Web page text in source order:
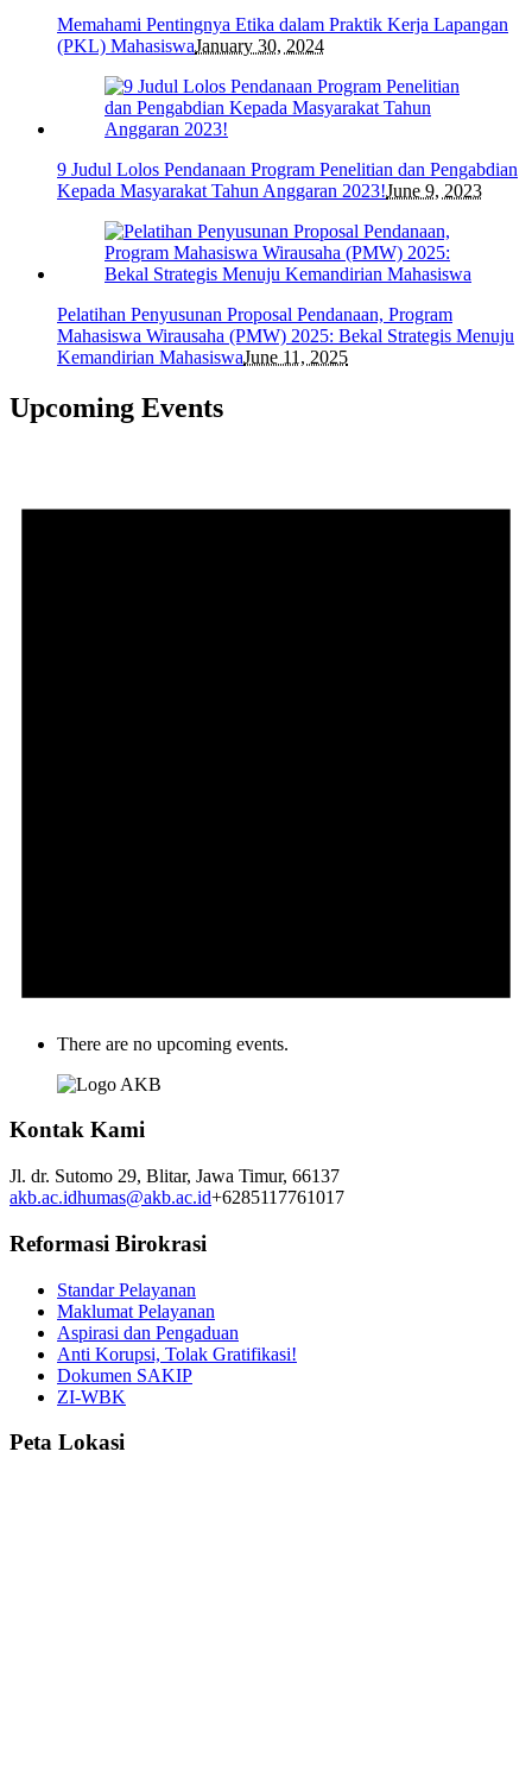
Memahami Pentingnya Etika dalam Praktik Kerja Lapangan
(PKL) MahasiswaJanuary 30, 2024
9 Judul Lolos Pendanaan Program Penelitian dan Pengabdian
Kepada Masyarakat Tahun Anggaran 2023!June 9, 2023
Pelatihan Penyusunan Proposal Pendanaan, Program
Mahasiswa Wirausaha (PMW) 2025: Bekal Strategis Menuju
Kemandirian MahasiswaJune 11, 2025
Upcoming Events
There are no upcoming events.
Kontak Kami
Jl. dr. Sutomo 29, Blitar, Jawa Timur, 66137
akb.ac.idhumas@akb.ac.id+6285117761017
Reformasi Birokrasi
Standar Pelayanan
Maklumat Pelayanan
Aspirasi dan Pengaduan
Anti Korupsi, Tolak Gratifikasi!
Dokumen SAKIP
ZI-WBK
Peta Lokasi